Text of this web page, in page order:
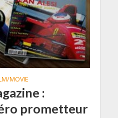
MOVIE
:
prometteur